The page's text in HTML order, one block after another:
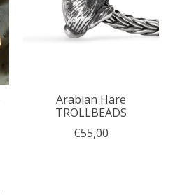
Arabian Hare
TROLLBEADS
€55,00